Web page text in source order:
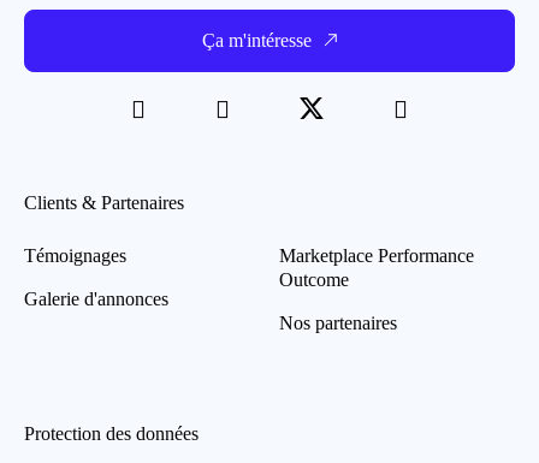
Ça m'intéresse
Clients & Partenaires
Témoignages
Galerie d'annonces
Marketplace Performance
Outcome
Nos partenaires
Protection des données